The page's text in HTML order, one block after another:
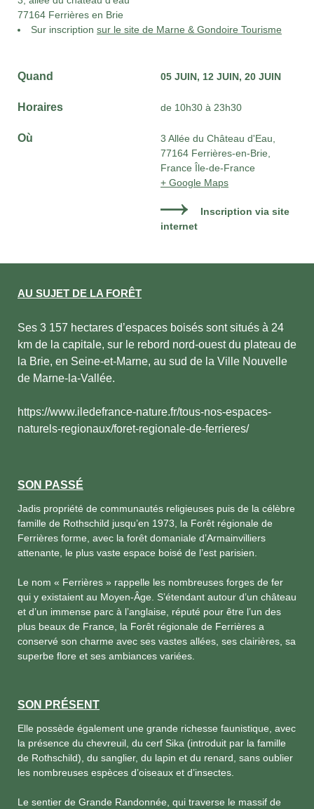
77164 Ferrières en Brie
Sur inscription sur le site de Marne & Gondoire Tourisme
Quand 05 JUIN 12 JUIN 20 JUIN
Horaires de 10h30 à 23h30
Où
3 Allée du Château d'Eau,
77164 Ferrières-en-Brie,
France Île-de-France
+ Google Maps
Inscription via site
internet
AU SUJET DE LA FORÊT
Ses 3 157 hectares d’espaces boisés sont situés à 24
km de la capitale, sur le rebord nord-ouest du plateau de
la Brie, en Seine-et-Marne, au sud de la Ville Nouvelle
de Marne-la-Vallée.
https://www.iledefrance-nature.fr/tous-nos-espaces-
naturels-regionaux/foret-regionale-de-ferrieres/
SON PASSÉ
Jadis propriété de communautés religieuses puis de la célèbre
famille de Rothschild jusqu’en 1973, la Forêt régionale de
Ferrières forme, avec la forêt domaniale d’Armainvilliers
attenante, le plus vaste espace boisé de l’est parisien.
Le nom « Ferrières » rappelle les nombreuses forges de fer
qui y existaient au Moyen-Âge. S’étendant autour d’un château
et d’un immense parc à l’anglaise, réputé pour être l’un des
plus beaux de France, la Forêt régionale de Ferrières a
conservé son charme avec ses vastes allées, ses clairières, sa
superbe flore et ses ambiances variées.
SON PRÉSENT
Elle possède également une grande richesse faunistique, avec
la présence du chevreuil, du cerf Sika (introduit par la famille
de Rothschild), du sanglier, du lapin et du renard, sans oublier
les nombreuses espèces d’oiseaux et d’insectes.
Le sentier de Grande Randonnée, qui traverse le massif de